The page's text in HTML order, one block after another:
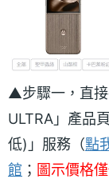
▲步驟一，直
ULTRA」產品
低)」服務（點
館 ； 圖示價格